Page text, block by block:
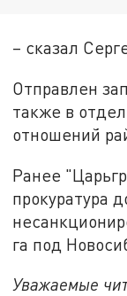
– сказал
Отправлен
также в
отношений
Ранее
прокуратура
га под
Уважаемые